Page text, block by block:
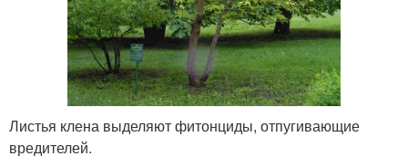
Листья клена выделяют фитонциды, отпугивающие
вредителей.